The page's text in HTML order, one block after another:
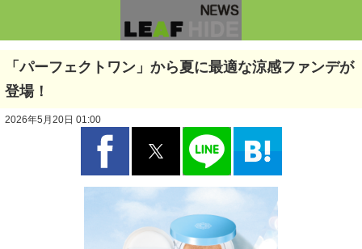
「パーフェクトワン」から夏に最適な涼感ファンデが
登場！
2026年5月20日 01:00